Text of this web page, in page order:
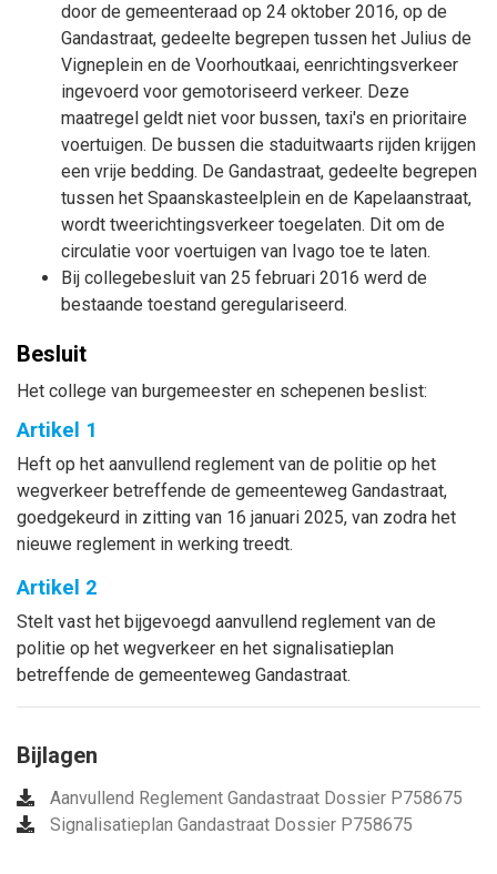
door de gemeenteraad op 24 oktober 2016, op de
Gandastraat, gedeelte begrepen tussen het Julius de
Vigneplein en de Voorhoutkaai, eenrichtingsverkeer
ingevoerd voor gemotoriseerd verkeer. Deze
maatregel geldt niet voor bussen, taxi's en prioritaire
voertuigen. De bussen die staduitwaarts rijden krijgen
een vrije bedding. De Gandastraat, gedeelte begrepen
tussen het Spaanskasteelplein en de Kapelaanstraat,
wordt tweerichtingsverkeer toegelaten. Dit om de
circulatie voor voertuigen van Ivago toe te laten.
Bij collegebesluit van 25 februari 2016 werd de
bestaande toestand geregulariseerd.
Besluit
Het college van burgemeester en schepenen beslist:
Artikel 1
Heft op het aanvullend reglement van de politie op het
wegverkeer betreffende de gemeenteweg Gandastraat,
goedgekeurd in zitting van 16 januari 2025, van zodra het
nieuwe reglement in werking treedt.
Artikel 2
Stelt vast het bijgevoegd aanvullend reglement van de
politie op het wegverkeer en het signalisatieplan
betreffende de gemeenteweg Gandastraat.
Bijlagen
Aanvullend Reglement Gandastraat Dossier P758675
Signalisatieplan Gandastraat Dossier P758675